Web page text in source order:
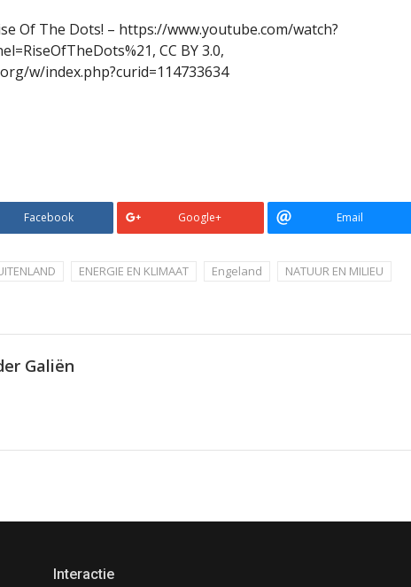
Of The Dots! – https://www.youtube.com/watch?
CC BY 3.0,
w/index.php?curid=114733634
Facebook Google+ Email
ENERGIE EN KLIMAAT Engeland
NATUUR EN MILIEU
Galiën
Interactie